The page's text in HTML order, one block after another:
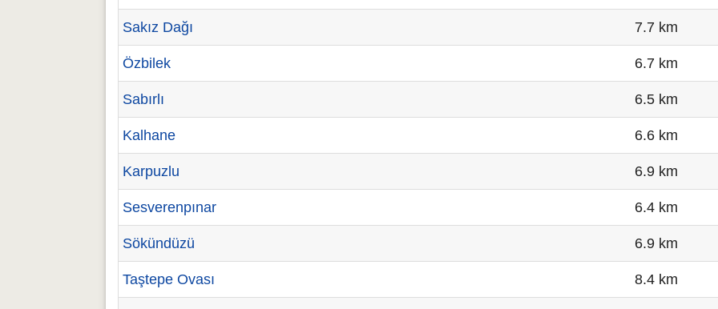
Sakız Dağı 7.7 km
Özbilek 6.7 km
Sabırlı 6.5 km
Kalhane 6.6 km
Karpuzlu 6.9 km
Sesverenpınar 6.4 km
Sökündüzü 6.9 km
Taştepe Ovası 8.4 km